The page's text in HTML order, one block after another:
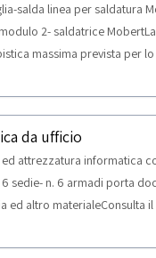
salda linea per saldatura
2- saldatrice
massima prevista per
da ufficio
attrezzatura informatica
sedie- n. 6 armadi porta
ed altro materialeConsulta
ulteriori dettagli e
non a misura. Alcune